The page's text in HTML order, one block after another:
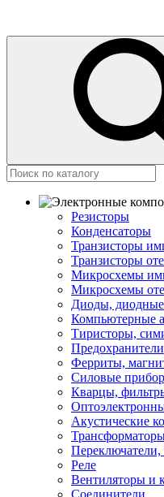
Резисторы
Конденсаторы
Транзисторы
Транзисторы
Микросхемы
Микросхемы
Диоды,
Компьютерные
Тиристоры,
Предохранители
Ферриты,
Силовые
Кварцы,
Акустические
Переключатели,
Реле
Вентиляторы и
Соединители